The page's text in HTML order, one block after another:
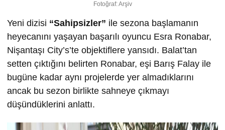
Fotoğraf: Arşiv
Yeni dizisi “Sahipsizler” ile sezona başlamanın
heyecanını yaşayan başarılı oyuncu Esra Ronabar,
Nişantaşı City’s’te objektiflere yansıdı. Balat’tan
setten çıktığını belirten Ronabar, eşi Barış Falay ile
bugüne kadar aynı projelerde yer almadıklarını
ancak bu sezon birlikte sahneye çıkmayı
düşündüklerini anlattı.